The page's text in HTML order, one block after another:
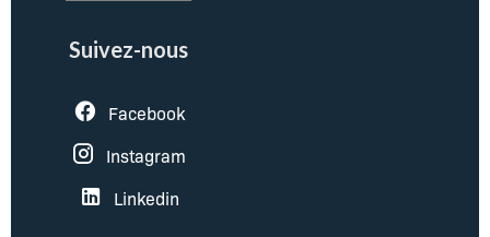
Suivez-nous
Facebook
Instagram
Linkedin